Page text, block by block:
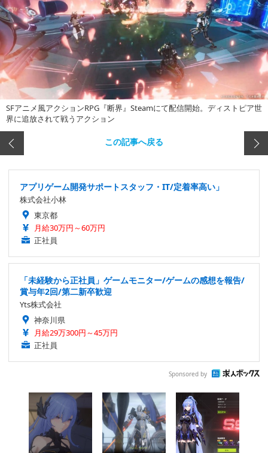
SFアニメ風アクションRPG『断界』Steamにて配信開始。ディストピア世
界に追放されて戦うアクション
この記事へ戻る
アプリゲーム開発サポートスタッフ・IT/定着率高い」
株式会社小林
東京都
月給30万円～60万円
正社員
「未経験から正社員」ゲームモニター/ゲームの感想を報告/
賞与年2回/第二新卒歓迎
Yts株式会社
神奈川県
月給29万300円～45万円
正社員
Sponsored by